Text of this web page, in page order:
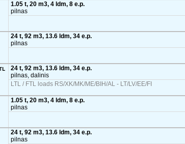
1.05 t, 20 m3, 4 ldm, 8 e.p.
pilnas
24 t, 92 m3, 13.6 ldm, 34 e.p.
pilnas
24 t, 92 m3, 13.6 ldm, 34 e.p.
pilnas, dalinis
LTL / FTL loads RS/XK/MK/ME/BIH/AL - LT/LV/EE/FI
1.05 t, 20 m3, 4 ldm, 8 e.p.
pilnas
24 t, 92 m3, 13.6 ldm, 34 e.p.
pilnas